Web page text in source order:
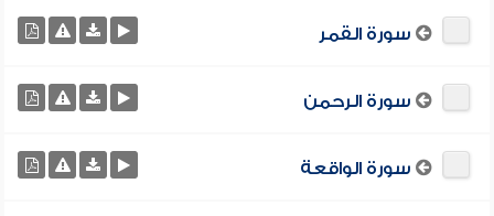
سورة القمر
سورة الرحمن
سورة الواقعة